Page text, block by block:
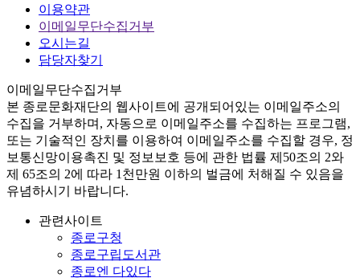
이용약관
이메일무단수집거부
오시는길
담당자찾기
이메일무단수집거부
본 종로문화재단의 웹사이트에 공개되어있는 이메일주소의
수집을 거부하며, 자동으로 이메일주소를 수집하는 프로그램,
또는 기술적인 장치를 이용하여 이메일주소를 수집할 경우, 정
보통신망이용촉진 및 정보보호 등에 관한 법률 제50조의 2와
제 65조의 2에 따라 1천만원 이하의 벌금에 처해질 수 있음을
유념하시기 바랍니다.
관련사이트
종로구청
종로구립도서관
종로엔 다있다